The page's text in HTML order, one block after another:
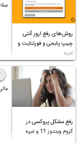
روش‌های رفع ارور آنتی
چیپ پابجی و فورتنایت و
غیره
رفع مشکل پروکسی در
کروم ویندوز 11 و غیره